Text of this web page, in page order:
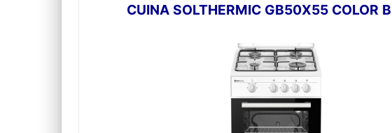
CUINA SOLTHERMIC GB50X55 COLOR